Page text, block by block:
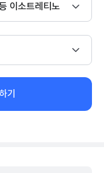
이소트레티노
기